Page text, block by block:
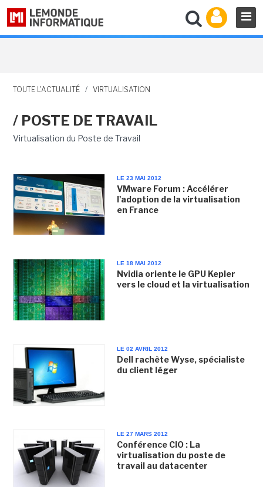
TOUTE L'ACTUALITÉ / VIRTUALISATION
/ POSTE DE TRAVAIL
Virtualisation du Poste de Travail
LE 23 MAI 2012
VMware Forum : Accélérer
l'adoption de la virtualisation
en France
LE 18 MAI 2012
Nvidia oriente le GPU Kepler
vers le cloud et la virtualisation
LE 02 AVRIL 2012
Dell rachète Wyse, spécialiste
du client léger
LE 27 MARS 2012
Conférence CIO : La
virtualisation du poste de
travail au datacenter